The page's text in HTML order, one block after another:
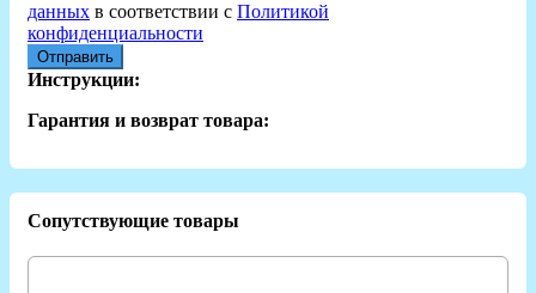
данных в соответствии с Политикой
конфиденциальности
Отправить
Инструкции:
Гарантия и возврат товара:
Сопутствующие товары